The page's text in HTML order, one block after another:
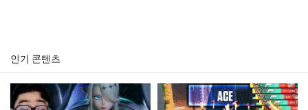
인기 콘텐츠